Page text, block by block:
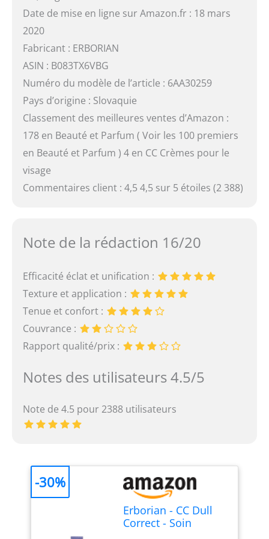
Date de mise en ligne sur Amazon.fr : 18 mars
2020
Fabricant : ERBORIAN
ASIN : B083TX6VBG
Numéro du modèle de l’article : 6AA30259
Pays d’origine : Slovaquie
Classement des meilleures ventes d’Amazon :
178 en Beauté et Parfum ( Voir les 100 premiers
en Beauté et Parfum ) 4 en CC Crèmes pour le
visage
Commentaires client : 4,5 4,5 sur 5 étoiles (2 388)
Note de la rédaction 16/20
Efficacité éclat et unification :
Texture et application :
Tenue et confort :
Couvrance :
Rapport qualité/prix :
Notes des utilisateurs 4.5/5
Note de 4.5 pour 2388 utilisateurs
Erborian - CC Dull
Correct - Soin
-30%